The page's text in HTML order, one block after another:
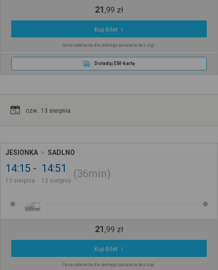
21,99 zł
Kup Bilet
Cena całkowita dla jednego pasażera bez ulgi
Doładuj EM-kartę
czw.. 13 sierpnia
JESIONKA SADLNO
14:15
13 sierpnia
14:51
13 sierpnia
36min
21,99 zł
Kup Bilet
Cena całkowita dla jednego pasażera bez ulgi